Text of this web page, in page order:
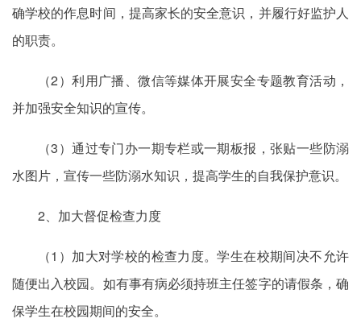
确学校的作息时间，提高家长的安全意识，并履行好监护人
的职责。
（2）利用广播、微信等媒体开展安全专题教育活动，
并加强安全知识的宣传。
（3）通过专门办一期专栏或一期板报，张贴一些防溺
水图片，宣传一些防溺水知识，提高学生的自我保护意识。
2、加大督促检查力度
（1）加大对学校的检查力度。学生在校期间决不允许
随便出入校园。如有事有病必须持班主任签字的请假条，确
保学生在校园期间的安全。